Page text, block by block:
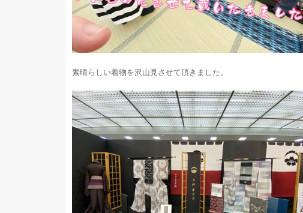
素晴らしい着物を沢山見させて頂きました。